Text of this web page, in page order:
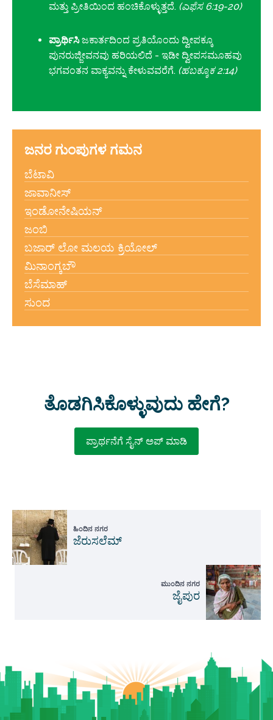
ಮತ್ತು ಪ್ರೀತಿಯಿಂದ ಹಂಚಿಕೊಳ್ಳುತ್ತದೆ. (ಎಫೆಸ 6:19-20)
ಪ್ರಾರ್ಥಿಸಿಜಕಾರ್ತದಿಂದ ಪ್ರತಿಯೊಂದು ದ್ವೀಪಕ್ಕೂ
ಪುನರುಜ್ಜೀವನವು ಹರಿಯಲಿದೆ - ಇಡೀ ದ್ವೀಪಸಮೂಹವು
ಭಗವಂತನ ವಾಕ್ಯವನ್ನು ಕೇಳುವವರೆಗೆ. (ಹಬಕ್ಕೂಕ 2:14)
ಜನರ ಗುಂಪುಗಳ ಗಮನ
ಬೆಟಾವಿ
ಜಾವಾನೀಸ್
ಇಂಡೋನೇಷಿಯನ್
ಜಂಬಿ
ಬಜಾರ್ ಲೋ ಮಲಯ ಕ್ರಿಯೋಲ್
ಮಿನಾಂಗ್ಕಬೌ
ಬೆಸೆಮಾಹ್
ಸುಂದ
ತೊಡಗಿಸಿಕೊಳ್ಳುವುದು ಹೇಗೆ?
ಪ್ರಾರ್ಥನೆಗೆ ಸೈನ್ ಅಪ್ ಮಾಡಿ
ಹಿಂದಿನ ನಗರ
ಜೆರುಸಲೆಮ್
ಮುಂದಿನ ನಗರ
ಜೈಪುರ